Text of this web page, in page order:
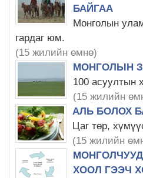
БАЙГАА
Монголын
гардаг юм.
(15 жилийн өмнө)
МОНГОЛЫН
100 асуултын
(15 жилийн
АЛЬ БОЛОХ
Цаг төр,
(15 жилийн
ХООЛ ГЭЭЧ